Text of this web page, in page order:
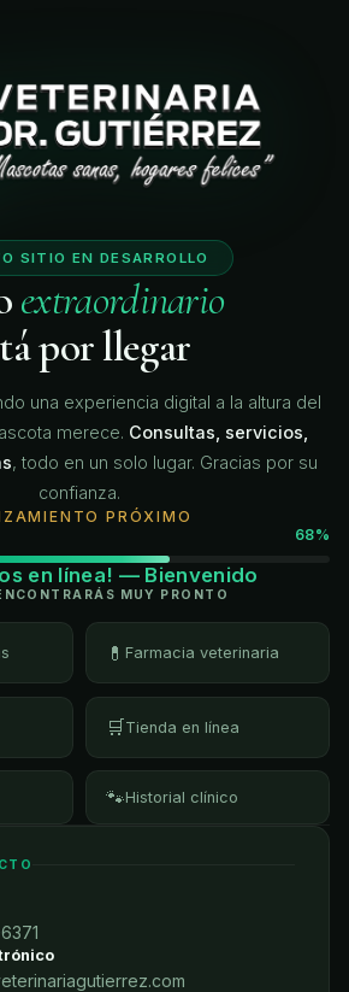
SITIO EN DESARROLLO
extraordinario
por llegar
una experiencia digital a la altura del
merece. Consultas, servicios,
, todo en un solo lugar. Gracias por su
confianza.
PRÓXIMO
68%
en línea! — Bienvenido
MUY PRONTO
💊 Farmacia veterinaria
🛒Tienda en línea
🐾Historial clínico